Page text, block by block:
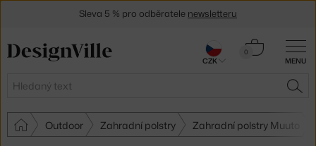
MENU
Hledat
0
Košík
Outdoor Zahradní polstry Zahradní polstry Muuto
Sleva 5 % pro odběratele newsletteru
CZK